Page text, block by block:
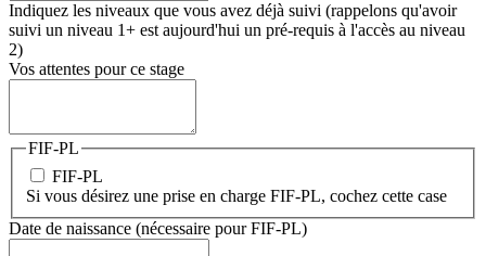
Indiquez les niveaux que vous avez déjà suivi (rappelons qu'avoir
suivi un niveau 1+ est aujourd'hui un pré-requis à l'accès au niveau
2)
Vos attentes pour ce stage
FIF-PL
FIF-PL
Si vous désirez une prise en charge FIF-PL, cochez cette case
Date de naissance (nécessaire pour FIF-PL)